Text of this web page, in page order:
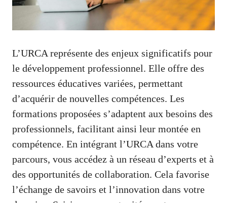
L’URCA représente des enjeux significatifs pour
le développement professionnel. Elle offre des
ressources éducatives variées, permettant
d’acquérir de nouvelles compétences. Les
formations proposées s’adaptent aux besoins des
professionnels, facilitant ainsi leur montée en
compétence. En intégrant l’URCA dans votre
parcours, vous accédez à un réseau d’experts et à
des opportunités de collaboration. Cela favorise
l’échange de savoirs et l’innovation dans votre